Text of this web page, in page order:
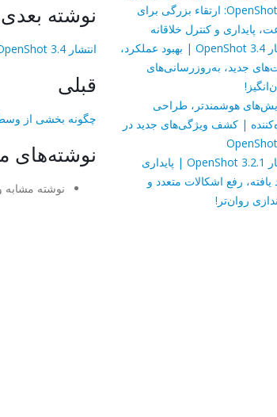
نوشته بعدی
انتشار OpenShot 3.4 | بهبود عملکرد، افکت‌های جدید، به‌روزرسانی‌های هیجان‌انگیز!
قبلی
چگونه بخشی از
نوشته‌های
نوشته مشابه
OpenShot 3.5: ارتقاء بزرگی برای
پایداری و کنترل خلاقانه
انتشار OpenShot 3.4 | بهبود عملکرد،
جدید، به‌روزرسانی‌های
هوشمندتر، طراحی
| کشف ویژگی‌های جدید در
انتشار OpenShot 3.2.1 | پایداری
یافته، رفع اشکالات متعدد و
روان‌تر!